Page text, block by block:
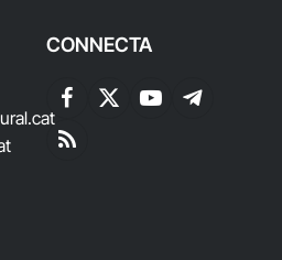
CONNECTA
Facebook
X
YouTubeTelegram
RSS